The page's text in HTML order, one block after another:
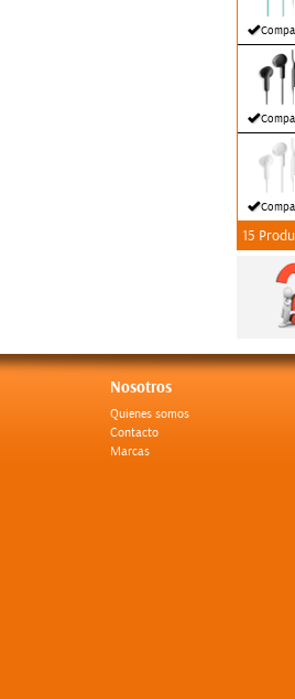
15
Nosotros
Quienes somos
Contacto
Marcas